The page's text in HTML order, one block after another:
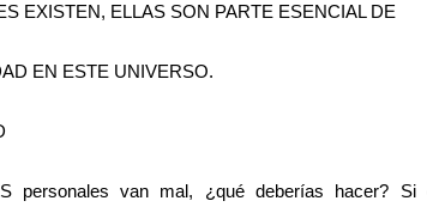
EXISTEN, ELLAS SON PARTE ESENCIAL DE
EN ESTE UNIVERSO.
personales van mal, ¿qué deberías hacer?